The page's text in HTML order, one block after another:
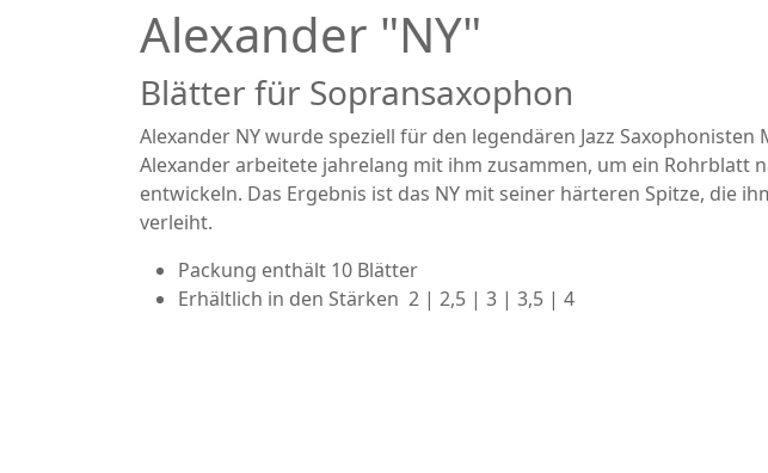
Alexander "NY"
Blätter für Sopransaxophon
Alexander NY wurde speziell für den legendären Jazz Saxophonisten
Alexander arbeitete jahrelang mit ihm zusammen, um ein Rohrblatt
entwickeln. Das Ergebnis ist das NY mit seiner härteren Spitze, die
verleiht.
Packung enthält 10 Blätter
Erhältlich in den Stärken 2 | 2,5 | 3 | 3,5 | 4